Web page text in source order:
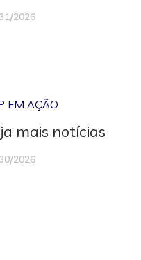
2026
EM AÇÃO
mais notícias
2026